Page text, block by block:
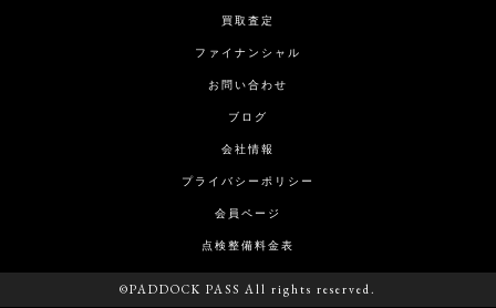
買取査定
ファイナンシャル
お問い合わせ
ブログ
会社情報
プライバシーポリシー
会員ページ
点検整備料金表
©PADDOCK PASS All rights reserved.